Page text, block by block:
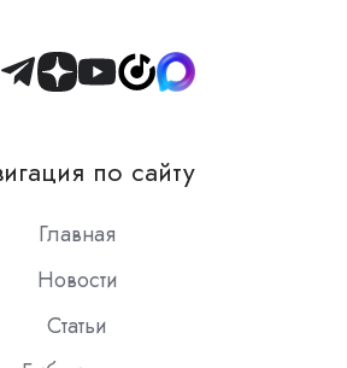
Join
Slack
по сайту
Главная
Новости
Статьи